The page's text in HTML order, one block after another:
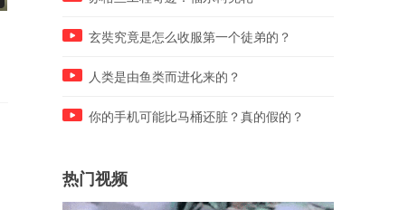
福州大平层，电梯三楼的好楼
半山坡的小区，湖前兰庭的
玄奘究竟是怎么收服第一个徒弟的？
人类是由鱼类而进化来的？
你的手机可能比马桶还脏？真的假的？
热门视频